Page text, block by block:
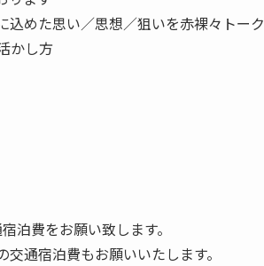
込めた思い／思想／狙いを赤裸々トーク
かし方
泊費をお願い致します。
通宿泊費もお願いいたします。